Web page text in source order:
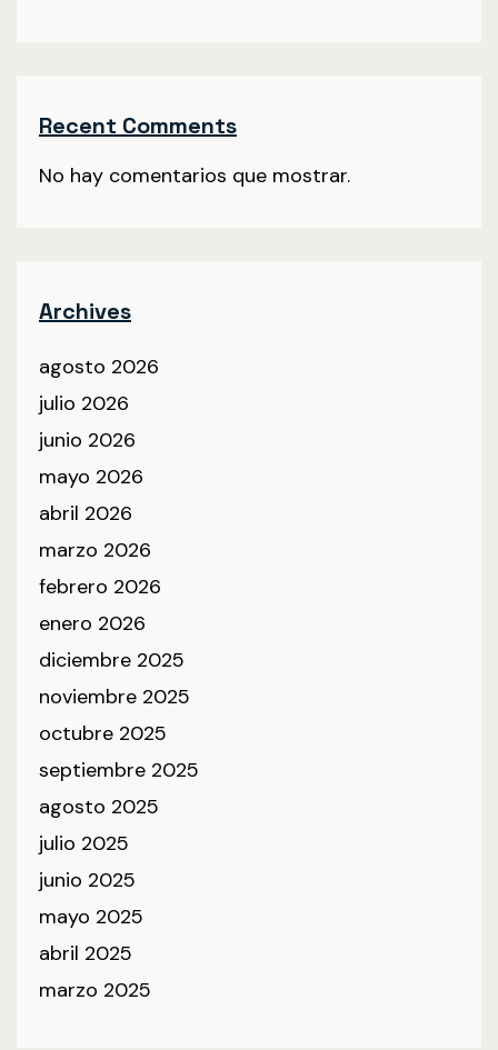
Recent Comments
No hay comentarios que mostrar.
Archives
agosto 2026
julio 2026
junio 2026
mayo 2026
abril 2026
marzo 2026
febrero 2026
enero 2026
diciembre 2025
noviembre 2025
octubre 2025
septiembre 2025
agosto 2025
julio 2025
junio 2025
mayo 2025
abril 2025
marzo 2025